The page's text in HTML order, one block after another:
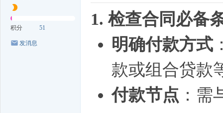
积分 51
发消息
1. 检查合同必备
明确付款方式
款或组合贷款
付款节点 ：